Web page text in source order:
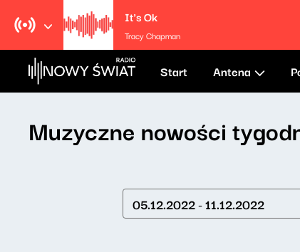
It's Ok
Tracy Chapman
Start Antena
Muzyczne nowości
05.12.2022 - 11.12.2022